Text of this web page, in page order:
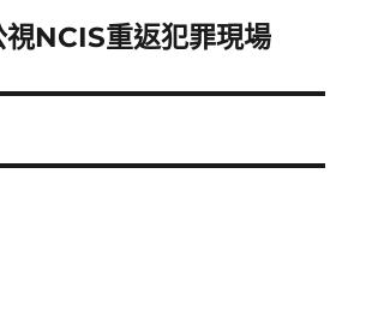
視NCIS重返犯罪現場